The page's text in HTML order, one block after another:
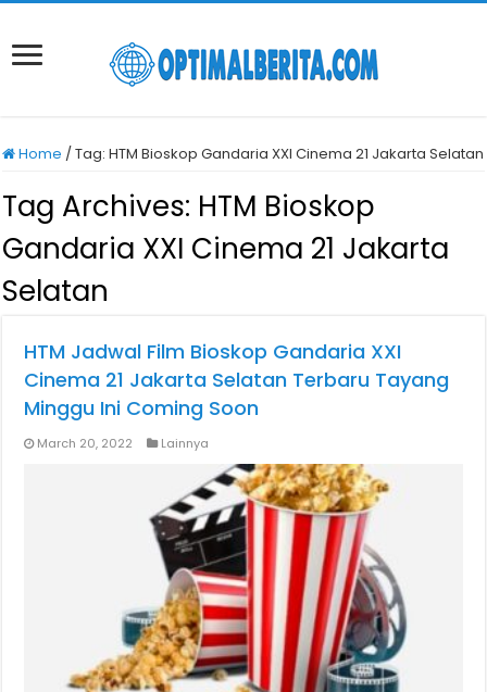
Home /Tag:HTM Bioskop Gandaria XXI Cinema 21 Jakarta Selatan
Tag Archives: HTM Bioskop
Gandaria XXI Cinema 21 Jakarta
Selatan
HTM Jadwal Film Bioskop Gandaria XXI
Cinema 21 Jakarta Selatan Terbaru Tayang
Minggu Ini Coming Soon
March 20, 2022 Lainnya